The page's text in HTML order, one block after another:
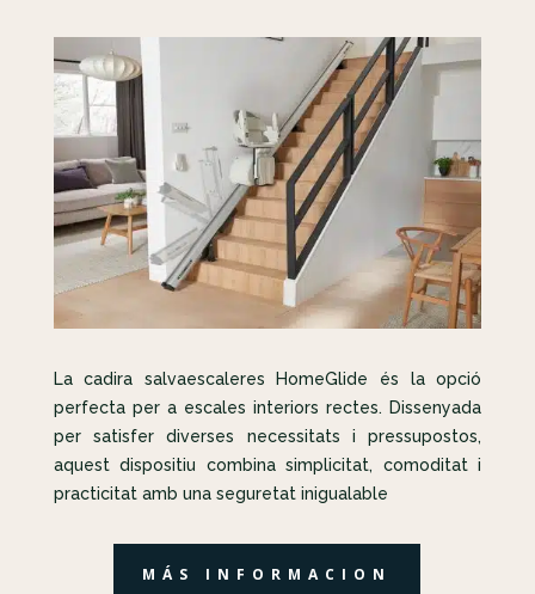
La cadira salvaescaleres HomeGlide és la opció
perfecta per a escales interiors rectes. Dissenyada
per satisfer diverses necessitats i pressupostos,
aquest dispositiu combina simplicitat, comoditat i
practicitat amb una seguretat inigualable
MÁS INFORMACION